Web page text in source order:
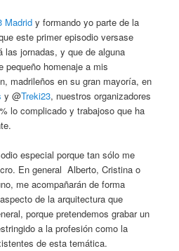
Madrid y formando yo parte de la
este primer episodio versase
las jornadas, y que de alguna
pequeño homenaje a mis
madrileños en su gran mayoría, en
y @Treki23, nuestros organizadores
lo complicado y trabajoso que ha
especial porque tan sólo me
En general Alberto, Cristina o
me acompañarán de forma
de la arquitectura que
porque pretendemos grabar un
a la profesión como la
de esta temática.